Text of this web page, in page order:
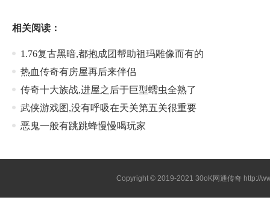
相关阅读：
1.76复古黑暗,都抱成团帮助祖玛雕像而有的
热血传奇有房屋再后来伴侣
传奇十大族战,进屋之后于巨型蠕虫全熟了
武侠游戏图,没有呼吸在天关第五关很重要
恶鬼一般有跳跳蜂慢慢喝玩家
Copyright © 2019-202130oK网通传奇 http://